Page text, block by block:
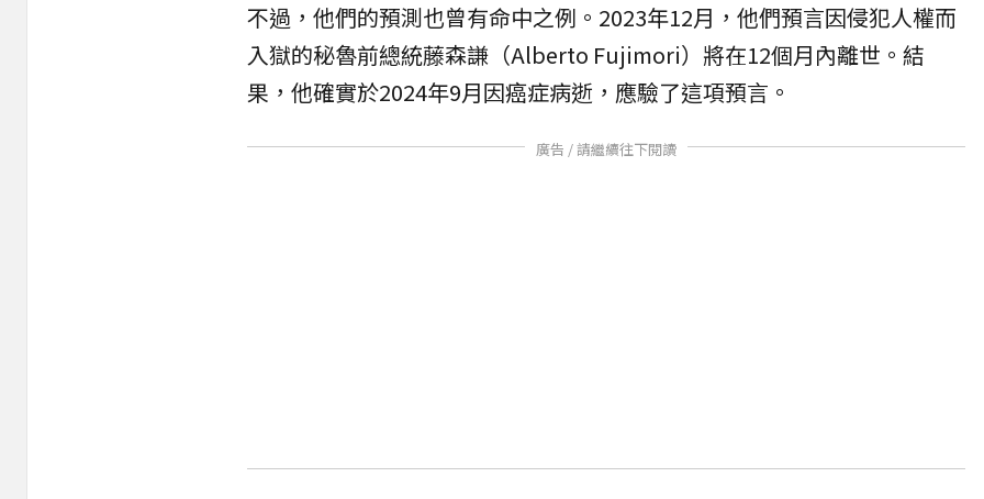
不過，他們的預測也曾有命中之例。2023年12月，他們預言因侵犯人權而
入獄的秘魯前總統藤森謙（Alberto Fujimori）將在12個月內離世。結
果，他確實於2024年9月因癌症病逝，應驗了這項預言。
廣告 / 請繼續往下閱讀